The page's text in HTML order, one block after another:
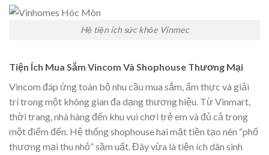
Hệ tiện ích sức khỏe Vinmec
Tiện Ích Mua Sắm Vincom Và Shophouse Thương Mại
Vincom đáp ứng toàn bộ nhu cầu mua sắm, ẩm thực và giải
trí trong một không gian đa dạng thương hiệu. Từ Vinmart,
thời trang, nhà hàng đến khu vui chơi trẻ em và đủ cả trong
một điểm đến. Hệ thống shophouse hai mặt tiền tạo nên “phố
thương mại thu nhỏ” sầm uất. Đây vừa là tiện ích dân sinh